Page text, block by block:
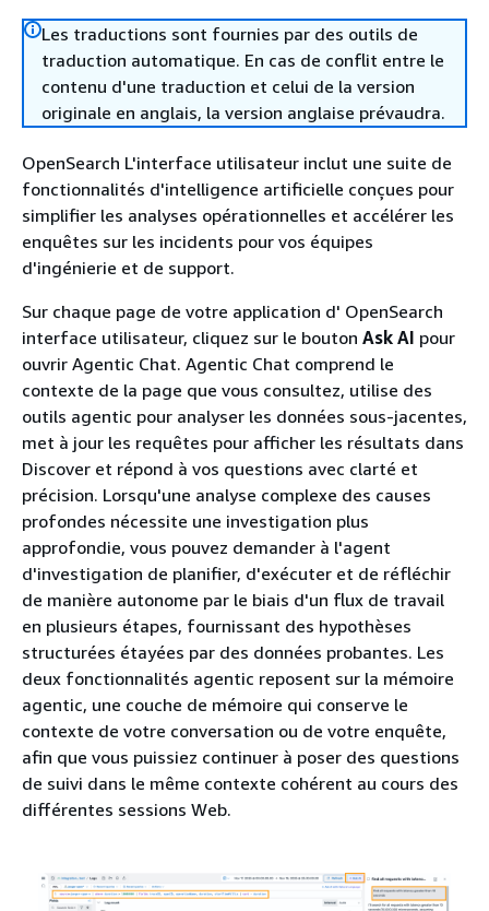
Les traductions sont fournies par des outils de
traduction automatique. En cas de conflit entre le
contenu d'une traduction et celui de la version
originale en anglais, la version anglaise prévaudra.
OpenSearch L'interface utilisateur inclut une suite de
fonctionnalités d'intelligence artificielle conçues pour
simplifier les analyses opérationnelles et accélérer les
enquêtes sur les incidents pour vos équipes
d'ingénierie et de support.
Sur chaque page de votre application d' OpenSearch
interface utilisateur, cliquez sur le bouton Ask AI pour
ouvrir Agentic Chat. Agentic Chat comprend le
contexte de la page que vous consultez, utilise des
outils agentic pour analyser les données sous-jacentes,
met à jour les requêtes pour afficher les résultats dans
Discover et répond à vos questions avec clarté et
précision. Lorsqu'une analyse complexe des causes
profondes nécessite une investigation plus
approfondie, vous pouvez demander à l'agent
d'investigation de planifier, d'exécuter et de réfléchir
de manière autonome par le biais d'un flux de travail
en plusieurs étapes, fournissant des hypothèses
structurées étayées par des données probantes. Les
deux fonctionnalités agentic reposent sur la mémoire
agentic, une couche de mémoire qui conserve le
contexte de votre conversation ou de votre enquête,
afin que vous puissiez continuer à poser des questions
de suivi dans le même contexte cohérent au cours des
différentes sessions Web.